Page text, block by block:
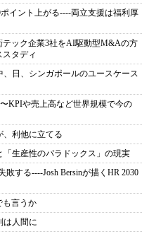
イント上がる----両立支援は福利厚
ック企業3社をAI駆動型M&Aの方
タディ
日、シンガポールのユースケース
KPIや売上高など世界規模で今の
利他に立てる
生産性のパラドックス」の現実
敗する----Josh Bersinが描くHR 2030
も言うか
は人間に